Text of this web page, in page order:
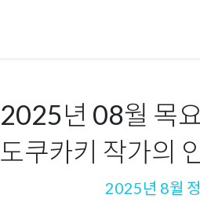
2025년 08월 목
도쿠카키 작가의
2025년 8월